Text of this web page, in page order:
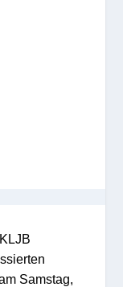
Samstag,